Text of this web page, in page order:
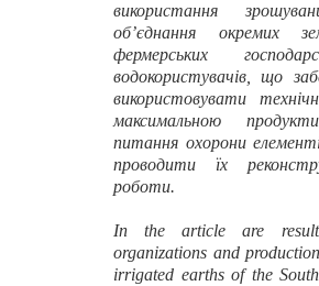
використання
об’єднання окремих
фермерських
водокористувачів, що
використовувати
максимальною
питання охорони
проводити їх
роботи.
In the article are
organizations and
irrigated earths of the